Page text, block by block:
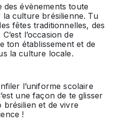
évènements toute
la culture brésilienne. Tu
fêtes traditionnelles, des
l’occasion de
ton établissement et de
la culture locale.
l’uniforme scolaire
une façon de te glisser
brésilien et de vivre
!